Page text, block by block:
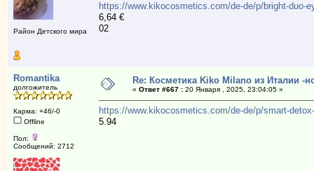
Район Детского мира
https://www.kikocosmetics.com/de-de/p/bright-duo-
6,64 €
02
Romantika
долгожитель
Карма: +46/-0
Offline
Пол:
Сообщений: 2712
Re: Косметика Kiko Milano из Италии -
« Ответ #667 :20 Января , 2025, 23:04:05 »
https://www.kikocosmetics.com/de-de/p/smart-
5.94